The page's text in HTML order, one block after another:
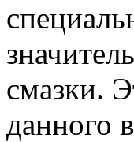
смазки.
данного